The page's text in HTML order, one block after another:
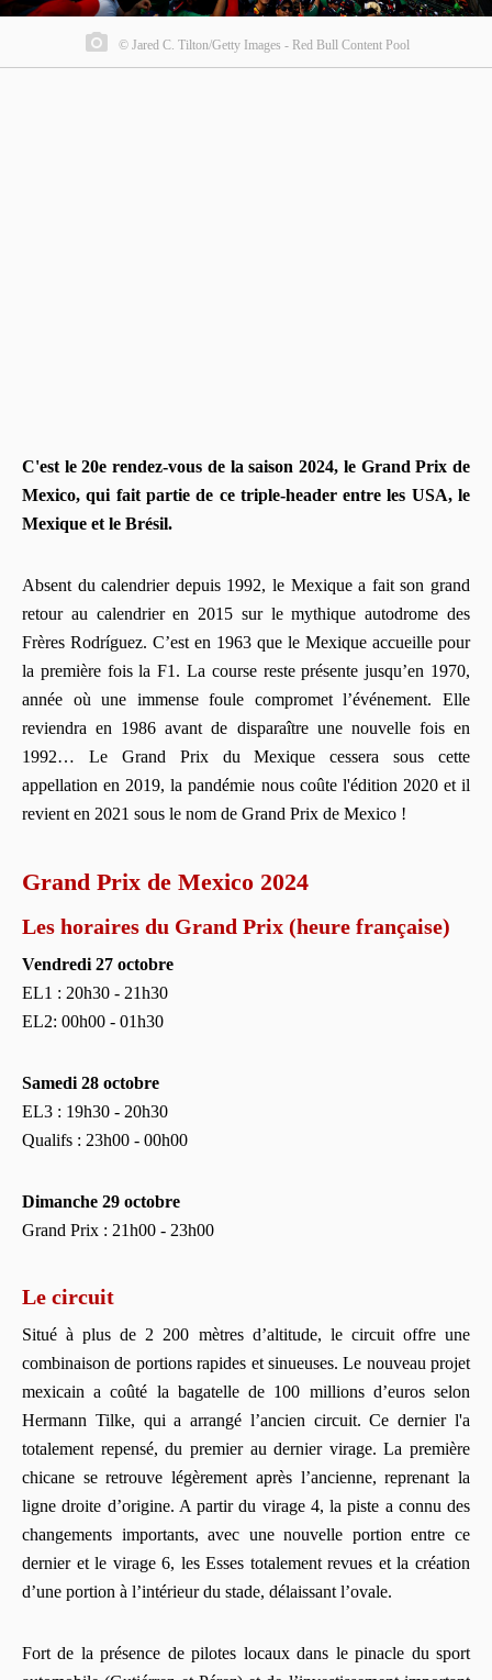
© Jared C. Tilton/Getty Images - Red Bull Content Pool
C'est le 20e rendez-vous de la saison 2024, le Grand Prix de
Mexico, qui fait partie de ce triple-header entre les USA, le
Mexique et le Brésil.
Absent du calendrier depuis 1992, le Mexique a fait son grand
retour au calendrier en 2015 sur le mythique autodrome des
Frères Rodríguez. C’est en 1963 que le Mexique accueille pour
la première fois la F1. La course reste présente jusqu’en 1970,
année où une immense foule compromet l’événement. Elle
reviendra en 1986 avant de disparaître une nouvelle fois en
1992… Le Grand Prix du Mexique cessera sous cette
appellation en 2019, la pandémie nous coûte l'édition 2020 et il
revient en 2021 sous le nom de Grand Prix de Mexico !
Grand Prix de Mexico 2024
Les horaires du Grand Prix (heure française)
Vendredi 27 octobre
EL1 : 20h30 - 21h30
EL2: 00h00 - 01h30
Samedi 28 octobre
EL3 : 19h30 - 20h30
Qualifs : 23h00 - 00h00
Dimanche 29 octobre
Grand Prix : 21h00 - 23h00
Le circuit
Situé à plus de 2 200 mètres d’altitude, le circuit offre une
combinaison de portions rapides et sinueuses. Le nouveau projet
mexicain a coûté la bagatelle de 100 millions d’euros selon
Hermann Tilke, qui a arrangé l’ancien circuit. Ce dernier l'a
totalement repensé, du premier au dernier virage. La première
chicane se retrouve légèrement après l’ancienne, reprenant la
ligne droite d’origine. A partir du virage 4, la piste a connu des
changements importants, avec une nouvelle portion entre ce
dernier et le virage 6, les Esses totalement revues et la création
d’une portion à l’intérieur du stade, délaissant l’ovale.
Fort de la présence de pilotes locaux dans le pinacle du sport